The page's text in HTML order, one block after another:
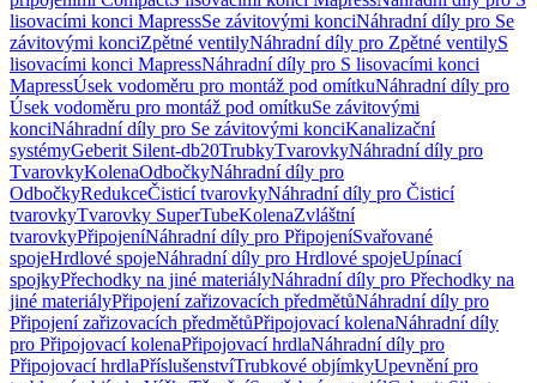
lisovacími konci MapressSe závitovými konciNáhradní díly pro Se
závitovými konciZpětné ventilyNáhradní díly pro Zpětné ventilyS
lisovacími konci MapressNáhradní díly pro S lisovacími konci
MapressÚsek vodoměru pro montáž pod omítkuNáhradní díly pro
Úsek vodoměru pro montáž pod omítkuSe závitovými
konciNáhradní díly pro Se závitovými konciKanalizační
systémyGeberit Silent-db20TrubkyTvarovkyNáhradní díly pro
TvarovkyKolenaOdbočkyNáhradní díly pro
OdbočkyRedukceČisticí tvarovkyNáhradní díly pro Čisticí
tvarovkyTvarovky SuperTubeKolenaZvláštní
tvarovkyPřipojeníNáhradní díly pro PřipojeníSvařované
spojeHrdlové spojeNáhradní díly pro Hrdlové spojeUpínací
spojkyPřechodky na jiné materiályNáhradní díly pro Přechodky na
jiné materiályPřipojení zařizovacích předmětůNáhradní díly pro
Připojení zařizovacích předmětůPřipojovací kolenaNáhradní díly
pro Připojovací kolenaPřipojovací hrdlaNáhradní díly pro
Připojovací hrdlaPříslušenstvíTrubkové objímkyUpevnění pro